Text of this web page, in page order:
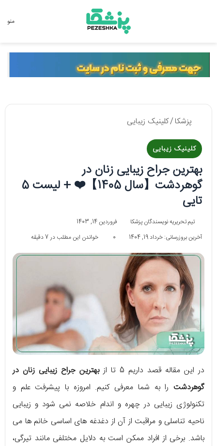
منو
پزشکا/کلینیک زیبایی
کلینیک زیبایی
بهترین جراح زیبایی زنان در
گوهردشت【سال 1405】❤️ + لیست 5
تایی
تیم تحریریه نویسندگان پزشکا
فروردین 14, 1403
آخرین بروزرسانی: خرداد 19, 1404
0 خواندن این مطلب در 7 دقیقه
در این مقاله قصد داریم 5 تا از
بهترین جراح زیبایی زنان در
گوهردشت را به شما معرفی کنیم. امروزه با پیشرفت علم و
تکنولوژی زیبایی در چهره و اندام خلاصه نمی شود و زیبایی
ناحیه تناسلی و مراقبت از آن از دغدغه های اساسی خانم ها می
باشد. برخی از افراد ممکن است به دلایل مختلفی مانند تیرگی،